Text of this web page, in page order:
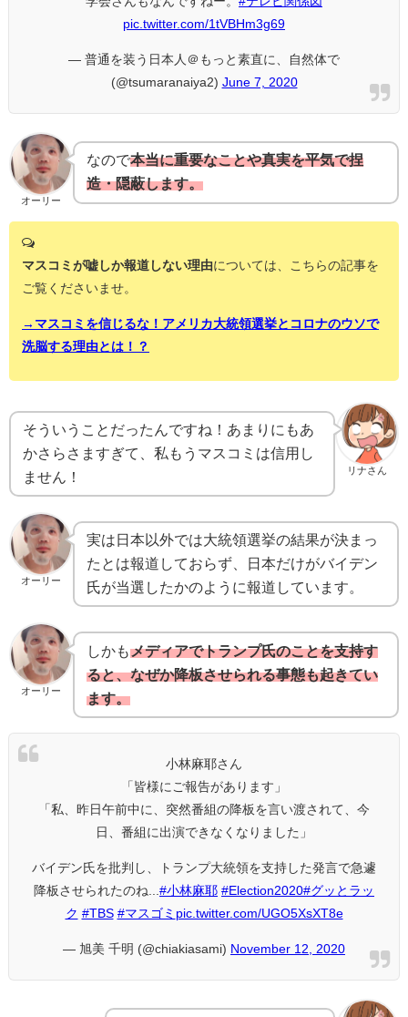
pic.twitter.com/1tVBHm3g69
— 普通を装う日本人＠もっと素直に、自然体で
(@tsumaranaiya2) June 7, 2020
オーリー
なので本当に重要なことや真実を平気で捏
造・隠蔽します。
マスコミが嘘しか報道しない理由については、こちらの記事を
ご覧くださいませ。
→マスコミを信じるな！アメリカ大統領選挙とコロナのウソで
洗脳する理由とは！？
リナさん
そういうことだったんですね！あまりにもあ
かさらさますぎて、私もうマスコミは信用し
ません！
オーリー
実は日本以外では大統領選挙の結果が決まっ
たとは報道しておらず、日本だけがバイデン
氏が当選したかのように報道しています。
オーリー
しかもメディアでトランプ氏のことを支持す
ると、なぜか降板させられる事態も起きてい
ます。
小林麻耶さん
「皆様にご報告があります」
「私、昨日午前中に、突然番組の降板を言い渡されて、今
日、番組に出演できなくなりました」
バイデン氏を批判し、トランプ大統領を支持した発言で急遽
降板させられたのね... #小林麻耶 #Election2020#グッとラッ
ク #TBS #マスゴミ pic.twitter.com/UGO5XsXT8e
— 旭美 千明 (@chiakiasami) November 12, 2020